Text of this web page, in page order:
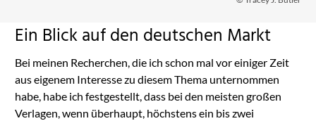
Ein Blick auf den deutschen Markt
Bei meinen Recherchen, die ich schon mal vor einiger Zeit
aus eigenem Interesse zu diesem Thema unternommen
habe, habe ich festgestellt, dass bei den meisten großen
Verlagen, wenn überhaupt, höchstens ein bis zwei